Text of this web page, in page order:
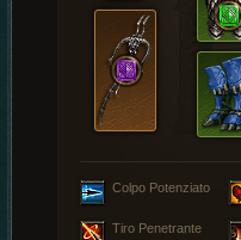
Colpo Potenziato
Tiro Penetrante